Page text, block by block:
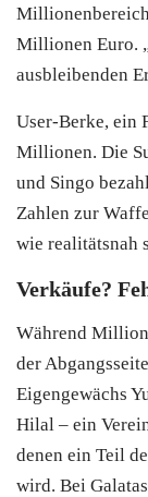
Millionen Euro.
ausbleibenden
User-Berke, ein
Millionen. Die
und Singo
Zahlen zur
wie realitätsnah
Verkäufe?
Während
der
Eigengewächs
Hilal – ein
denen ein Teil
wird. Bei